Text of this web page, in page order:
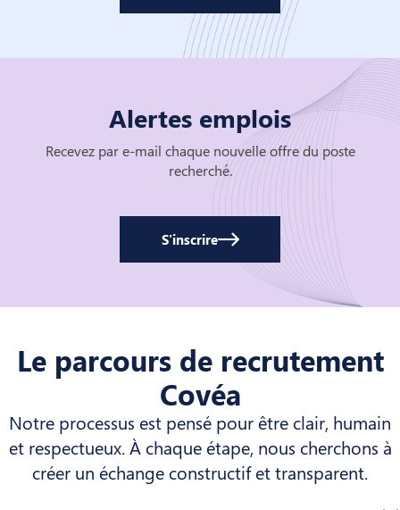
Alertes emplois
Recevez par e-mail chaque nouvelle offre du poste
recherché.
S'inscrire
Le parcours de recrutement
Covéa
Notre processus est pensé pour être clair, humain
et respectueux. À chaque étape, nous cherchons à
créer un échange constructif et transparent.